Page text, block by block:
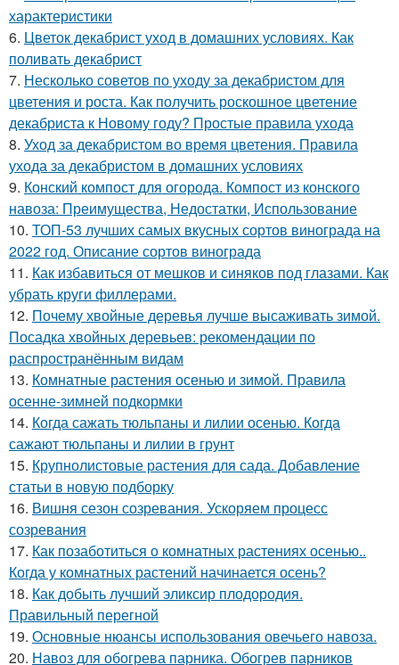
характеристики
6. Цветок декабрист уход в домашних условиях. Как
поливать декабрист
7. Несколько советов по уходу за декабристом для
цветения и роста. Как получить роскошное цветение
декабриста к Новому году? Простые правила ухода
8. Уход за декабристом во время цветения. Правила
ухода за декабристом в домашних условиях
9. Конский компост для огорода. Компост из конского
навоза: Преимущества, Недостатки, Использование
10. ТОП-53 лучших самых вкусных сортов винограда на
2022 год. Описание сортов винограда
11. Как избавиться от мешков и синяков под глазами. Как
убрать круги филлерами.
12. Почему хвойные деревья лучше высаживать зимой.
Посадка хвойных деревьев: рекомендации по
распространённым видам
13. Комнатные растения осенью и зимой. Правила
осенне-зимней подкормки
14. Когда сажать тюльпаны и лилии осенью. Когда
сажают тюльпаны и лилии в грунт
15. Крупнолистовые растения для сада. Добавление
статьи в новую подборку
16. Вишня сезон созревания. Ускоряем процесс
созревания
17. Как позаботиться о комнатных растениях осенью..
Когда у комнатных растений начинается осень?
18. Как добыть лучший эликсир плодородия.
Правильный перегной
19. Основные нюансы использования овечьего навоза.
20. Навоз для обогрева парника. Обогрев парников